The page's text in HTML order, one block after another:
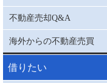
不動産売却Q&A
海外からの不動産売買
借りたい